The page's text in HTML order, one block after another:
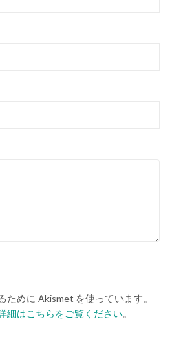
めに Akismet を使っています。
細はこちらをご覧ください。